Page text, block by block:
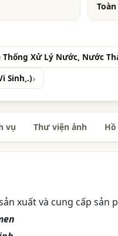
Xử Lý Nước, Nước
Sinh,.)
vụ Thư viện ảnh
xuất và cung cấp sản